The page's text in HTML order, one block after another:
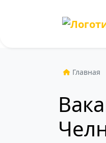
Главная